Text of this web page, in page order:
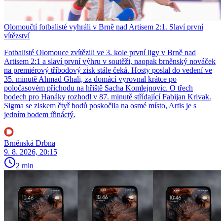
Olomoučtí fotbalisté vyhráli v Brně nad Artisem 2:1. Slaví první
vítězství
Fotbalisté Olomouce zvítězili ve 3. kole první ligy v Brně nad
Artisem 2:1 a slaví první výhru v soutěži, naopak brněnský nováček
na premiérový tříbodový zisk stále čeká. Hosty poslal do vedení ve
35. minutě Ahmad Ghali, za domácí vyrovnal krátce po
poločasovém příchodu na hřiště Sacha Komlejnovic. O třech
bodech pro Hanáky rozhodl v 87. minutě střídající Fabijan Krivak.
Sigma se ziskem čtyř bodů poskočila na osmé místo, Artis je s
jedním bodem třináctý.
Brněnská Drbna
9. 8. 2026, 20:15
2 min